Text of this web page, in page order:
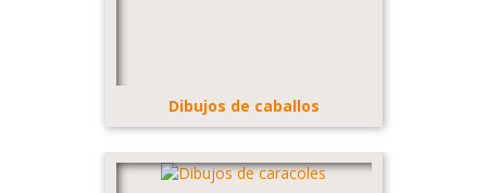
Dibujos de caballos